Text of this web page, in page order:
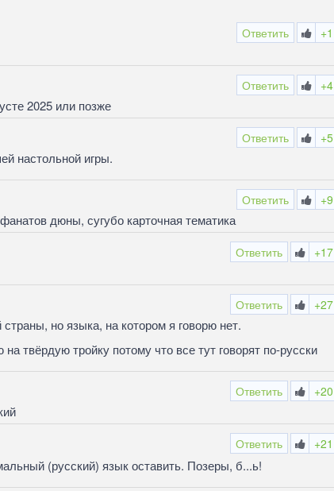
Ответить +1
Ответить +4
2025 или позже
Ответить +5
настольной игры.
Ответить +9
дюны, сугубо карточная тематика
Ответить +17
Ответить +27
но языка, на котором я говорю нет.
твёрдую тройку потому что все тут говорят по-русски
Ответить +20
Ответить +21
(русский) язык оставить. Позеры, б...ь!